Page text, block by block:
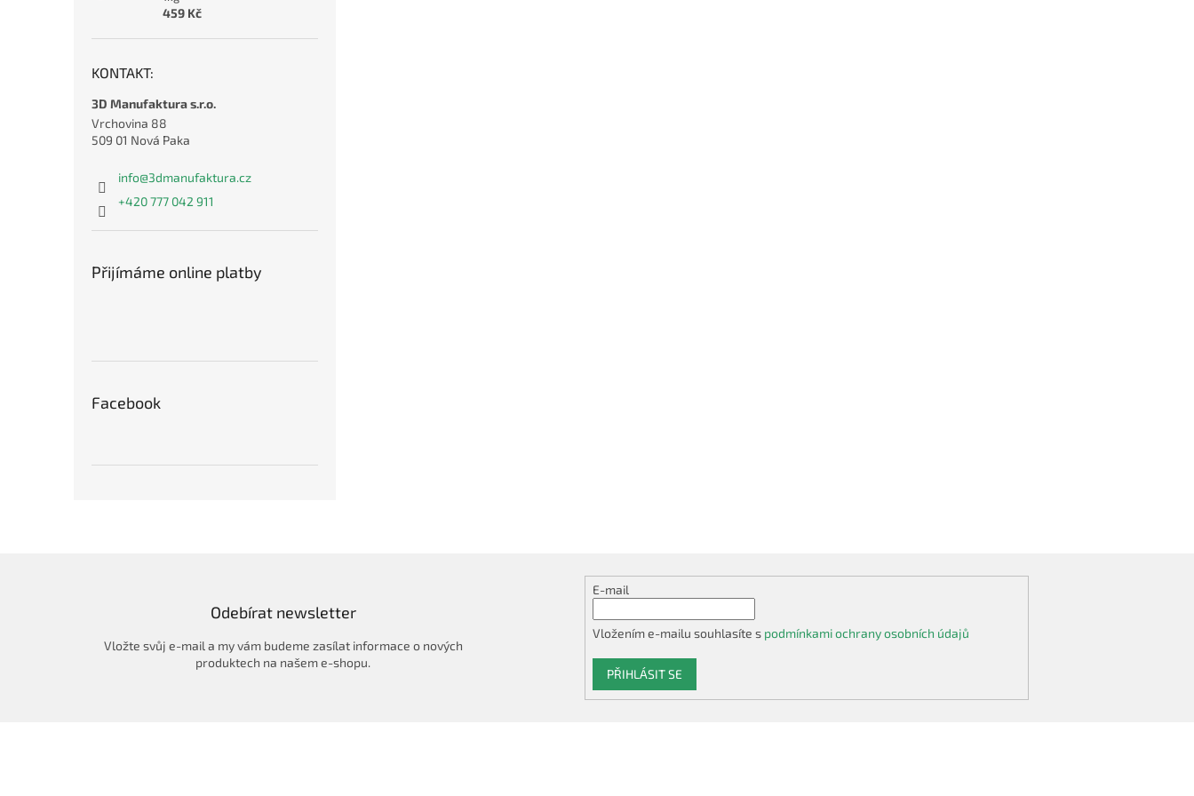
459 Kč
KONTAKT:
3D Manufaktura s.r.o.
Vrchovina 88
509 01 Nová Paka
info@3dmanufaktura.cz
+420 777 042 911
Přijímáme online platby
Facebook
Odebírat newsletter
Vložte svůj e-mail a my vám budeme zasílat informace o nových
produktech na našem e-shopu.
E-mail
Vložením e-mailu souhlasíte s podmínkami ochrany osobních údajů
PŘIHLÁSIT SE